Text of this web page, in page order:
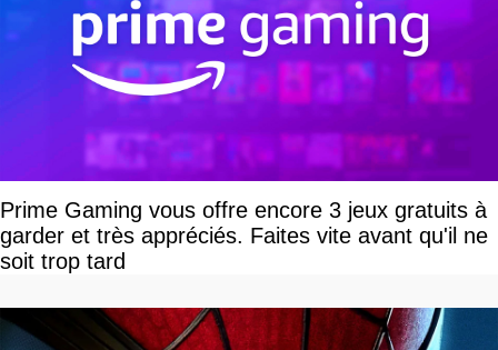
Prime Gaming vous offre encore 3 jeux gratuits à
garder et très appréciés. Faites vite avant qu'il ne
soit trop tard